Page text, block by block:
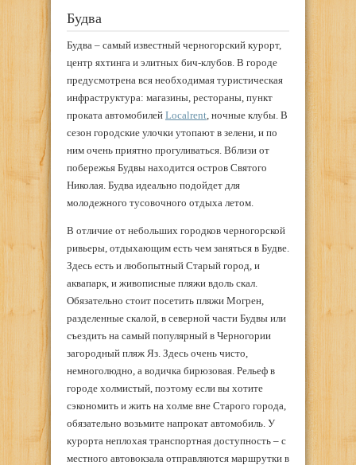
Будва
Будва – самый известный черногорский курорт,
центр яхтинга и элитных бич-клубов. В городе
предусмотрена вся необходимая туристическая
инфраструктура: магазины, рестораны, пункт
проката автомобилей Localrent , ночные клубы. В
сезон городские улочки утопают в зелени, и по
ним очень приятно прогуливаться. Вблизи от
побережья Будвы находится остров Святого
Николая. Будва идеально подойдет для
молодежного тусовочного отдыха летом.
В отличие от небольших городков черногорской
ривьеры, отдыхающим есть чем заняться в Будве.
Здесь есть и любопытный Старый город, и
аквапарк, и живописные пляжи вдоль скал.
Обязательно стоит посетить пляжи Могрен,
разделенные скалой, в северной части Будвы или
съездить на самый популярный в Черногории
загородный пляж Яз. Здесь очень чисто,
немноголюдно, а водичка бирюзовая. Рельеф в
городе холмистый, поэтому если вы хотите
сэкономить и жить на холме вне Старого города,
обязательно возьмите напрокат автомобиль. У
курорта неплохая транспортная доступность – с
местного автовокзала отправляются маршрутки в